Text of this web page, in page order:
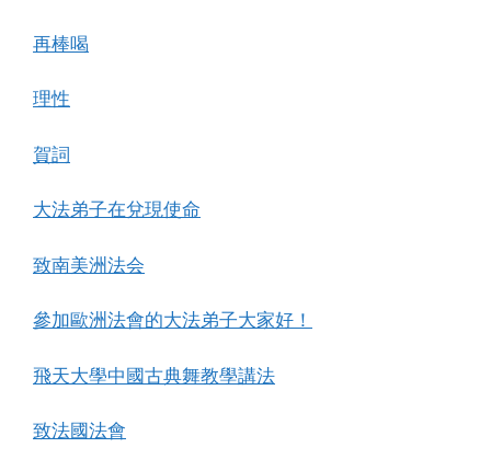
再棒喝
理性
賀詞
大法弟子在兌現使命
致南美洲法会
參加歐洲法會的大法弟子大家好！
飛天大學中國古典舞教學講法
致法國法會